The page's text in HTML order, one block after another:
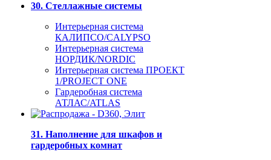
30. Стеллажные системы
Интерьерная система
КАЛИПСО/CALYPSO
Интерьерная система
НОРДИК/NORDIC
Интерьерная система ПРОЕКТ
1/PROJECT ONE
Гардеробная система
АТЛАС/ATLAS
31. Наполнение для шкафов и
гардеробных комнат